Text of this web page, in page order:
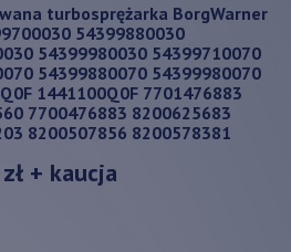
turbosprężarka BorgWarner
54399880030
54399980030 54399710070
54399880070 54399980070
1441100Q0F 7701476883
7700476883 8200625683
8200507856 8200578381
+ kaucja